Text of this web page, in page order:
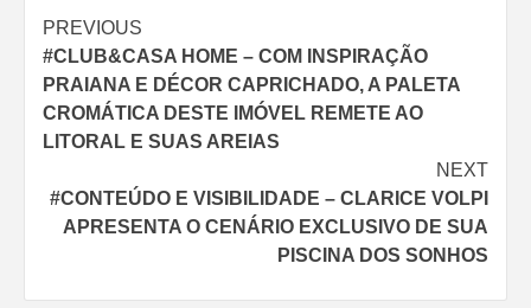
Continue
Reading
PREVIOUS
#CLUB&CASA HOME – COM INSPIRAÇÃO
PRAIANA E DÉCOR CAPRICHADO, A PALETA
CROMÁTICA DESTE IMÓVEL REMETE AO
LITORAL E SUAS AREIAS
NEXT
#CONTEÚDO E VISIBILIDADE – CLARICE VOLPI
APRESENTA O CENÁRIO EXCLUSIVO DE SUA
PISCINA DOS SONHOS